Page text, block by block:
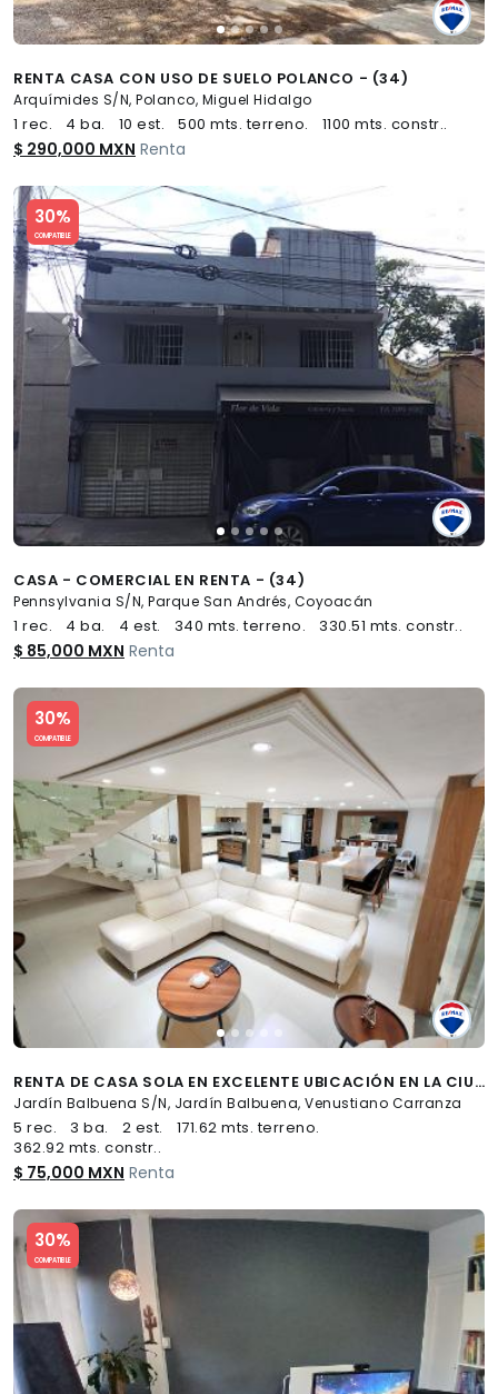
RENTA CASA CON USO DE SUELO POLANCO - (34)
Arquímides S/N, Polanco, Miguel Hidalgo
1 rec. 4 ba. 10 est. 500 mts. terreno. 1100 mts. constr..
$ 290,000 MXN Renta
30%
COMPATIBLE
Slide 1 of 5
CASA - COMERCIAL EN RENTA - (34)
Pennsylvania S/N, Parque San Andrés, Coyoacán
1 rec. 4 ba. 4 est. 340 mts. terreno. 330.51 mts. constr..
$ 85,000 MXN Renta
30%
COMPATIBLE
Slide 1 of 5
RENTA DE CASA SOLA EN EXCELENTE UBICACIÓN EN LA CIUDAD DE MÉXICO, JARDÍN BALBUENA...CLAVE 6097 - (34)
Jardín Balbuena S/N, Jardín Balbuena, Venustiano Carranza
5 rec. 3 ba. 2 est.
171.62 mts. terreno.
362.92 mts. constr..
$ 75,000 MXN Renta
30%
COMPATIBLE
Slide 1 of 5